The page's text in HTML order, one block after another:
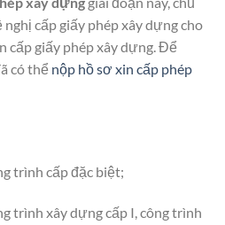
cấp giấy phép xây dựng cho
cấp giấy phép xây dựng. Để
có thể nộp hồ sơ xin cấp phép
trình cấp đặc biệt;
trình xây dựng cấp I, công trình